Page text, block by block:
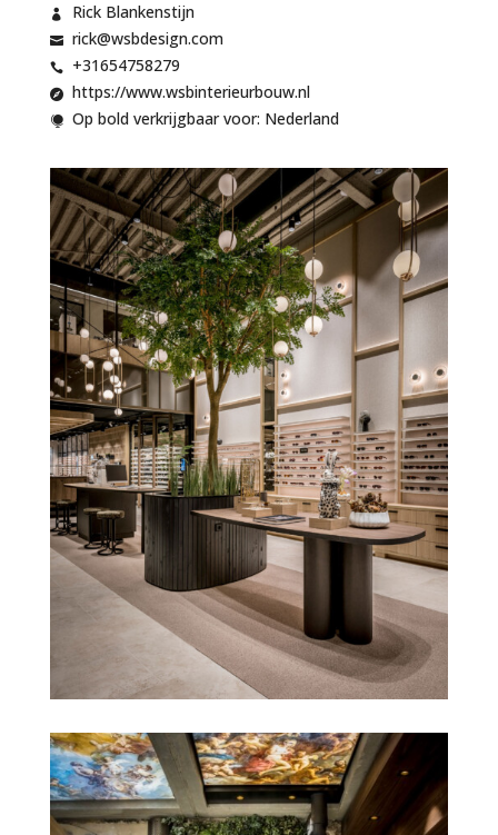
 Rick Blankenstijn
 rick@wsbdesign.com
 +31654758279
 https://www.wsbinterieurbouw.nl
 Op bold verkrijgbaar voor: Nederland